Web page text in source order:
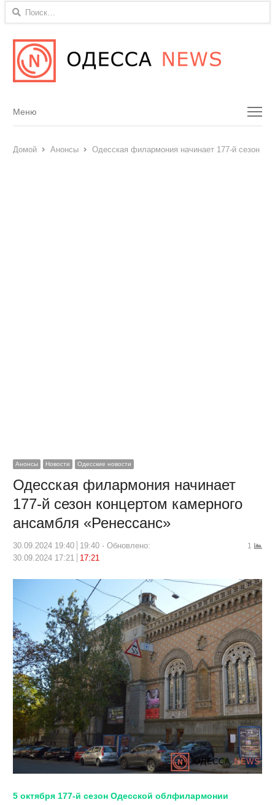
Найти:
Menu
Меню
Домой Анонсы Одесская филармония начинает 177-й сезон
Анонсы Новости Одесские новости
Одесская филармония начинает
177-й сезон концертом камерного
ансамбля «Ренессанс»
30.09.2024 19:40 19:40
Обновлено:
30.09.2024 17:21
17:21
1
5 октября 177-й сезон Одесской облфилармонии